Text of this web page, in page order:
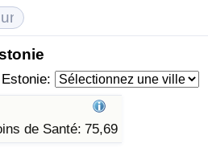
de Santé: 75,69
(Actuel)(Actuel)
(Actuel)